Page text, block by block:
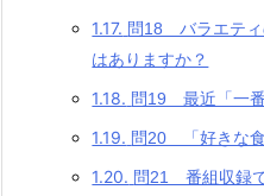
1.17. 問18 バラエティ
はありますか？
1.18. 問19 最近「一
1.19. 問20 「好きな
1.20. 問21 番組収録